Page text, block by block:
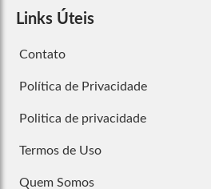
Links Úteis
Contato
Política de Privacidade
Politica de privacidade
Termos de Uso
Quem Somos